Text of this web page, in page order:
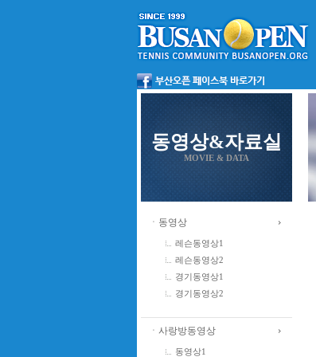
동영상&자료실
MOVIE & DATA
ㆍ동영상
레슨동영상1
레슨동영상2
경기동영상1
경기동영상2
ㆍ사랑방동영상
동영상1